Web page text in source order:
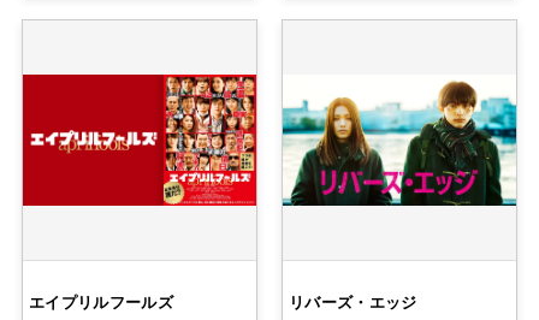
エイプリルフールズ リバーズ・エッジ